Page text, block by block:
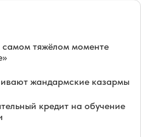
тяжёлом моменте
жандармские казармы
кредит на обучение